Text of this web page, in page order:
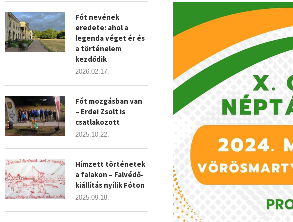
Fót nevének
eredete: ahol a
legenda véget ér és
a történelem
kezdődik
2026.02.17.
Fót mozgásban van
– Erdei Zsolt is
csatlakozott
2025.10.22.
Hímzett történetek
a falakon – Falvédő-
kiállítás nyílik Fóton
2025.09.18.